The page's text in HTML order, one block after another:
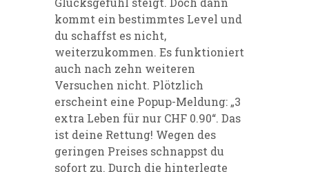
kommt ein bestimmtes Level und
du schaffst es nicht,
weiterzukommen. Es funktioniert
auch nach zehn weiteren
Versuchen nicht. Plötzlich
erscheint eine Popup-Meldung: „3
extra Leben für nur CHF 0.90“. Das
ist deine Rettung! Wegen des
geringen Preises schnappst du
sofort zu. Durch die hinterlegte